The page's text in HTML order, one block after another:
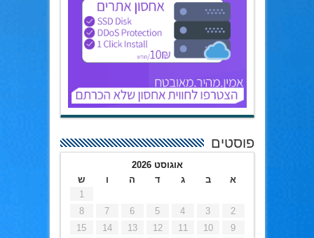
פוסטים
אוגוסט 2026
א
ב ג ד ה ו
ש
1
2
3
4
5
6
7
8
9
10
11
12
13
14
15